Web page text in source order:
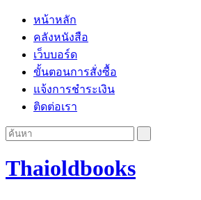
หน้าหลัก
คลังหนังสือ
เว็บบอร์ด
ขั้นตอนการสั่งซื้อ
แจ้งการชำระเงิน
ติดต่อเรา
Thaioldbooks